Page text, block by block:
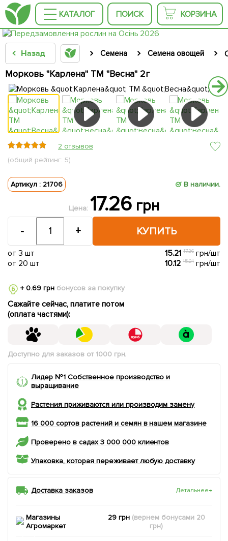
КАТАЛОГ ПОИСК КОРЗИНА
Назад Семена Семена овощей
Морковь "Карлена" ТМ "Весна" 2г
2 отзывов
(общий рейтинг: 5)
Артикул : 21706 В наличии.
Цена: 17.26 грн
КУПИТЬ
- +
от 3 шт 15.2117.26 грн/шт
от 20 шт
10.1215.21 грн/шт
+ 0.69 грнбонусов за покупку
Сажайте сейчас, платите потом
(оплата частями):
Доступно для заказов от 1000 грн.
Лидер №1 Собственное производство и
выращивание
Растения приживаются или производим замену
16 000 сортов растений и семян в нашем магазине
Проверено в садах 3 000 000 клиентов
Упаковка, которая переживает любую доставку
Доставка заказов Детальнее→
Магазины
Агромаркет
29 грн (вернем бонусами 20
грн)